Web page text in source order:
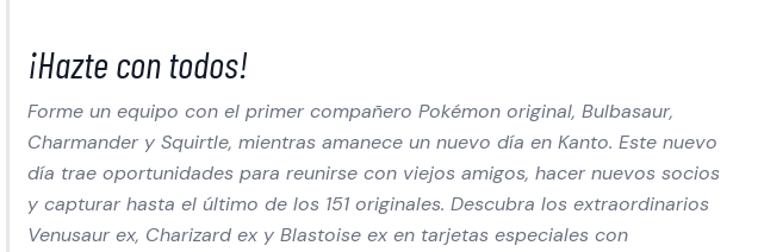
¡Hazte con todos!
Forme un equipo con el primer compañero Pokémon original, Bulbasaur,
Charmander y Squirtle, mientras amanece un nuevo día en Kanto. Este nuevo
día trae oportunidades para reunirse con viejos amigos, hacer nuevos socios
y capturar hasta el último de los 151 originales. Descubra los extraordinarios
Venusaur ex, Charizard ex y Blastoise ex en tarjetas especiales con